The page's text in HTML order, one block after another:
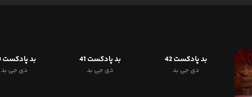
بد پادکست 42
دی جی بد
بد پادکست 41
دی جی بد
بد پادکست 40
دی جی بد